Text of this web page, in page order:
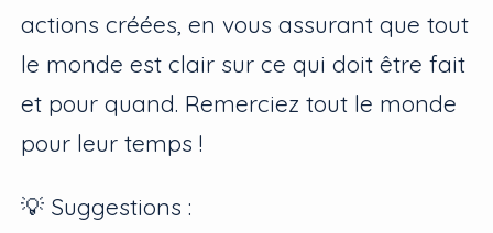
actions créées, en vous assurant que tout
le monde est clair sur ce qui doit être fait
et pour quand. Remerciez tout le monde
pour leur temps !
💡 Suggestions :